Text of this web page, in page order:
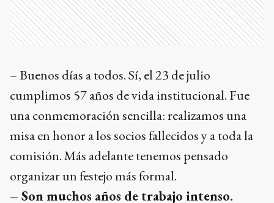
– Buenos días a todos. Sí, el 23 de julio
cumplimos 57 años de vida institucional. Fue
una conmemoración sencilla: realizamos una
misa en honor a los socios fallecidos y a toda la
comisión. Más adelante tenemos pensado
organizar un festejo más formal.
– Son muchos años de trabajo intenso.